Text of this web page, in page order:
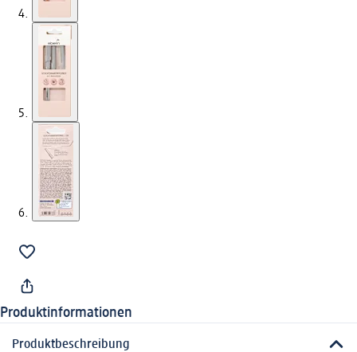
Produktinformationen
Produktbeschreibung